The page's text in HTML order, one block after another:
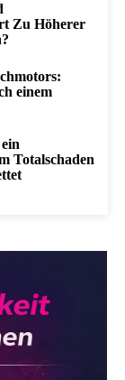
Zu Höherer
einem
Totalschaden